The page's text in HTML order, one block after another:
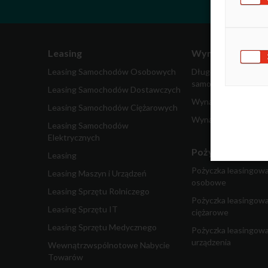
Leasing
Leasing Samochodów Osobowych
Leasing Samochodów Dostawczych
Leasing Samochodów Ciężarowych
Leasing Samochodów
Elektrycznych
Leasing
Leasing Maszyn i Urządzeń
Leasing Sprzętu Rolniczego
Leasing Sprzętu IT
Leasing Sprzętu Medycznego
Wewnątrzwspólnotowe Nabycie
Towarów
Wynajem
Długoterminowy
samochodów
Wynajem
Wynajem pojazdów
Pożyczka dla firm
Pożyczka
osobowe
Pożyczka
ciężarowe
Pożyczka
urządzenia